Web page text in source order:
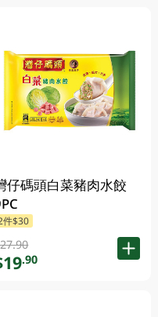
仔碼頭白菜豬肉水餃
件$30
.90